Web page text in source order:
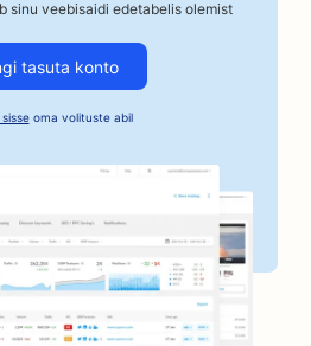
jaoks
jaoks
sinu veebisaidi edetabelis olemist
tasuta konto
oma volituste abil